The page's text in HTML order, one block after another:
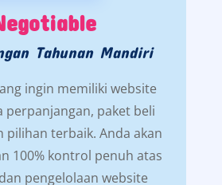
Tahunan Mandiri
ingin memiliki website
perpanjangan, paket beli
pilihan terbaik. Anda akan
100% kontrol penuh atas
pengelolaan website